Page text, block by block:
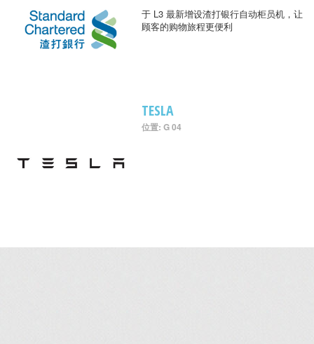
于 L3 最新增设渣打银行自动柜员机，让
顾客的购物旅程更便利
TESLA
位置: G 04